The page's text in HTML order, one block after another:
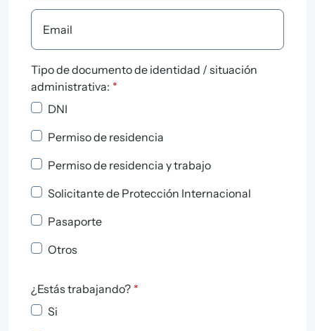
Email
Tipo de documento de identidad / situación
administrativa: *
DNI
Permiso de residencia
Permiso de residencia y trabajo
Solicitante de Protección Internacional
Pasaporte
Otros
¿Estás trabajando? *
Si